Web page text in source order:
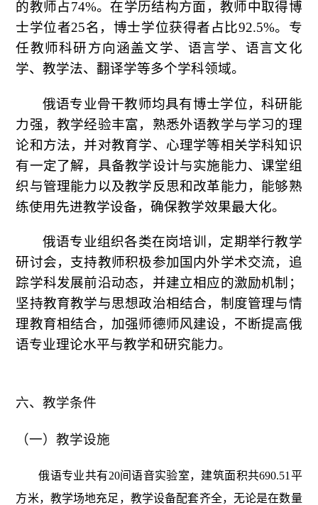
的教师占74%。在学历结构方面，教师中取得博
士学位者25名，博士学位获得者占比92.5%。专
任教师科研方向涵盖文学、语言学、语言文化
学、教学法、翻译学等多个学科领域。
俄语专业骨干教师均具有博士学位，科研能
力强，教学经验丰富，熟悉外语教学与学习的理
论和方法，并对教育学、心理学等相关学科知识
有一定了解，具备教学设计与实施能力、课堂组
织与管理能力以及教学反思和改革能力，能够熟
练使用先进教学设备，确保教学效果最大化。
俄语专业组织各类在岗培训，定期举行教学
研讨会，支持教师积极参加国内外学术交流，追
踪学科发展前沿动态，并建立相应的激励机制；
坚持教育教学与思想政治相结合，制度管理与情
理教育相结合，加强师德师风建设，不断提高俄
语专业理论水平与教学和研究能力。
六、教学条件
（一）教学设施
俄语专业共有20间语音实验室，建筑面积共690.51平
方米，教学场地充足，教学设备配套齐全，无论是在数量